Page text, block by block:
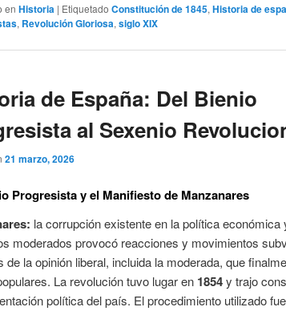
en Historia | Etiquetado Constitución de 1845, Historia de
, Revolución Gloriosa, siglo XIX
de España: Del Bienio
al Sexenio
21 marzo, 2026
Progresista y el Manifiesto de Manzanares
la corrupción existente en la política económica
moderados provocó reacciones y movimientos
de la opinión liberal, incluida la moderada, que
La revolución tuvo lugar en 1854y trajo
política del país. El procedimiento utilizado